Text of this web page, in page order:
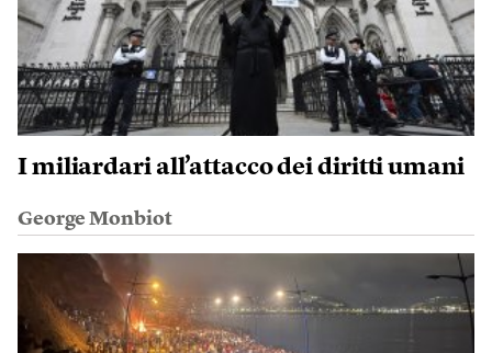
I miliardari all’attacco dei diritti umani
George Monbiot